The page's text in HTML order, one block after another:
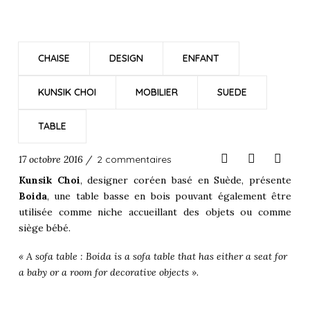
CHAISE DESIGN ENFANT
KUNSIK CHOI MOBILIER SUEDE
TABLE
17 octobre 2016 / 2 commentaires
Kunsik Choi, designercoréen basé enSuède, présente
Boida, une table basse en bois pouvant également être
utilisée comme niche accueillant des objets ou comme
siège bébé.
« A sofa table : Boida is a sofa table that has either a seat for
a baby or a room for decorative objects ».